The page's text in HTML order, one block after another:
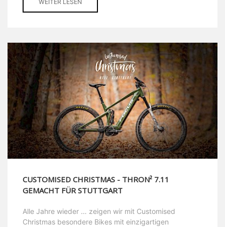
WEITER LESEN
CUSTOMISED CHRISTMAS - THRON² 7.11
GEMACHT FÜR STUTTGART
Alle Jahre wieder … zeigen wir mit Customised
Christmas besondere Bikes mit einzigartigen